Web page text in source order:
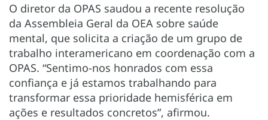
O diretor da OPAS saudou a recente resolução
da Assembleia Geral da OEA sobre saúde
mental, que solicita a criação de um grupo de
trabalho interamericano em coordenação com a
OPAS. “Sentimo-nos honrados com essa
confiança e já estamos trabalhando para
transformar essa prioridade hemisférica em
ações e resultados concretos”, afirmou.